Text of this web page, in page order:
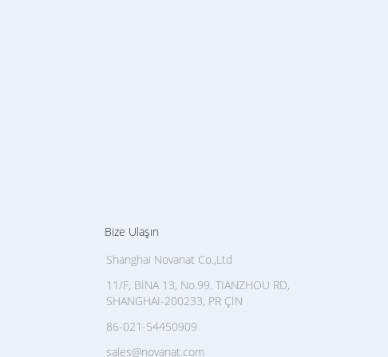
Bize Ulaşın
Shanghai Novanat Co.,Ltd
11/F, BİNA 13, No.99. TIANZHOU RD,
SHANGHAI-200233, PR ÇİN
86-021-54450909
sales@novanat.com